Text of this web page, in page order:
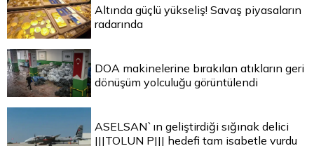
Altında güçlü yükseliş! Savaş piyasaların
radarında
DOA makinelerine bırakılan atıkların geri
dönüşüm yolculuğu görüntülendi
ASELSAN`ın geliştirdiği sığınak delici
|||TOLUN P||| hedefi tam isabetle vurdu